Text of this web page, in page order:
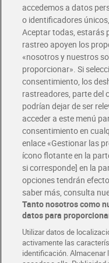
Envío gratis por
Envío estandar por 4,99€
Glovo y Uber Eats
Solicita tu factura de
Únete al CLUB Dia
Disfruta las ventajas y
Descárgate la APP Dia
Folletos y Tiendas
Descubre las mejores
Tarjeta MaX Dia
Te devuelve hasta 8€/
¡Solicita tu tarjeta de
accedemos a datos
o identificadores
Aceptar todas, estarás
rastreo apoyen los
«nosotros y nuestros
proporcionar». Si
consentimiento, los
rastreadores, parte del
podrían dejar de ser
acceder a este menú
consentimiento en
enlace «Gestionar las
ícono flotante en la
si corresponde] en la
opciones tendrán
saber más, consulta
Tanto nosotros como
datos para
Utilizar datos de
activamente las
identificación.